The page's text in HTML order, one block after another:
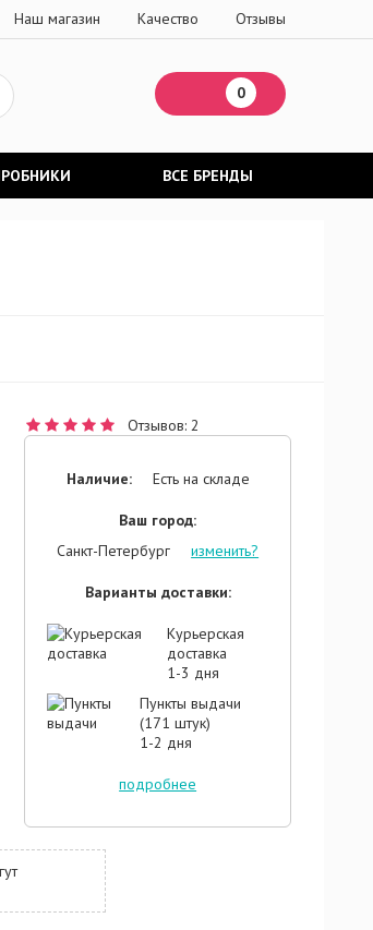
Наш магазин Качество Отзывы
0
ВСЕ БРЕНДЫ
Отзывов: 2
Наличие: Есть на складе
Ваш город:
Санкт-Петербург
изменить?
Варианты доставки:
Курьерская
доставка
1-3 дня
Пункты выдачи
(171 штук)
1-2 дня
подробнее